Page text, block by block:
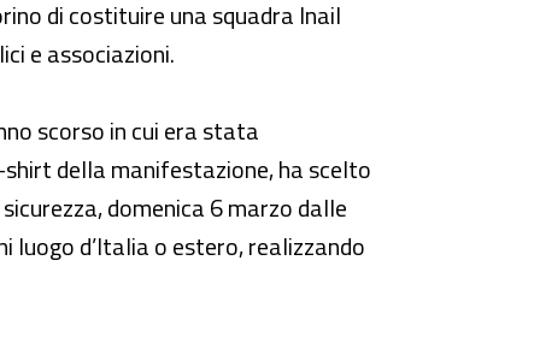
di costituire una squadra Inail
e associazioni.
scorso in cui era stata
della manifestazione, ha scelto
domenica 6 marzo dalle
luogo d’Italia o estero, realizzando